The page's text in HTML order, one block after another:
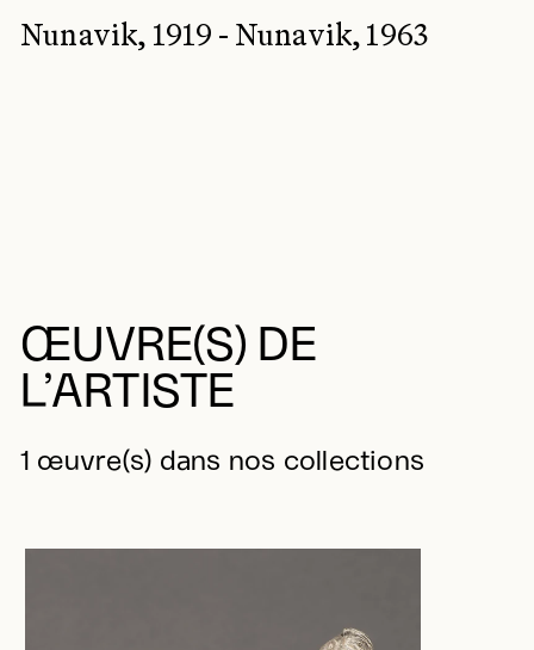
Nunavik, 1919 - Nunavik, 1963
ŒUVRE(S) DE
L’ARTISTE
1 œuvre(s) dans nos collections